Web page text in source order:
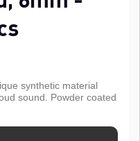
synthetic material
sound. Powder coated